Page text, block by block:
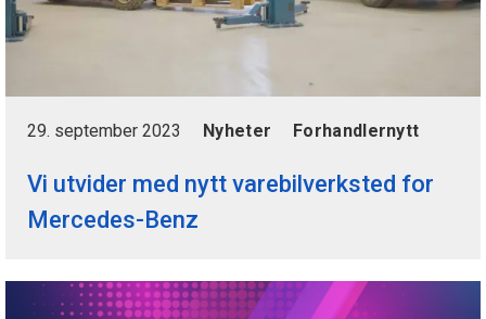
29. september 2023 Nyheter Forhandlernytt
Vi utvider med nytt varebilverksted for
Mercedes-Benz